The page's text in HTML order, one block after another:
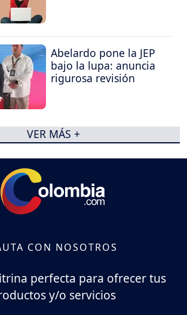
Abelardo pone la JEP
bajo la lupa: anuncia
rigurosa revisión
VER MÁS +
CON NOSOTROS
perfecta para ofrecer tus
y/o servicios